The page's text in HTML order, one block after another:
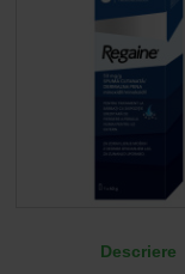
Descriere